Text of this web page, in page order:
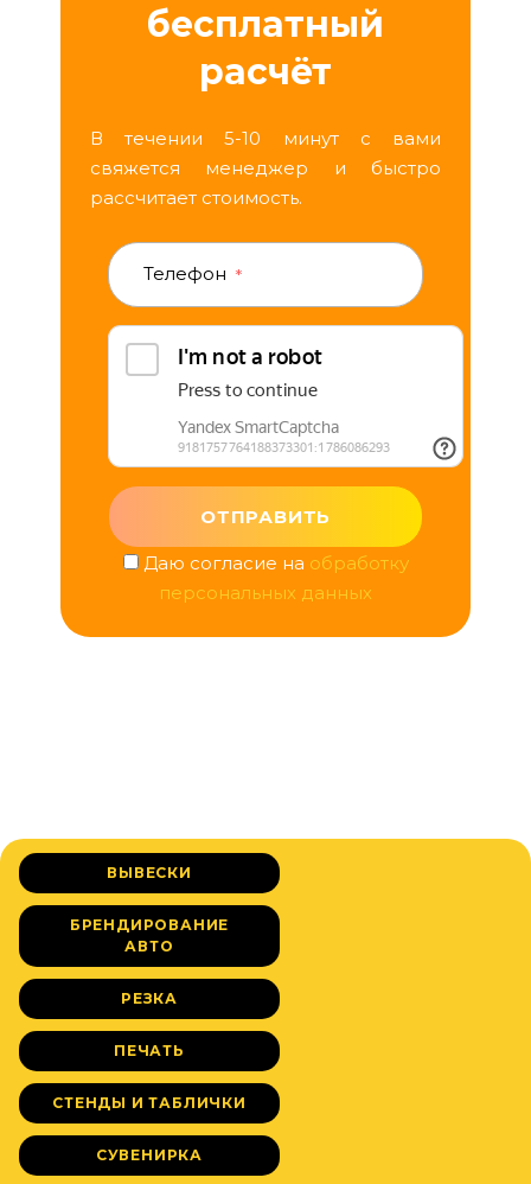
бесплатный
расчёт
В течении 5-10 минут с вами
свяжется менеджер и быстро
рассчитает стоимость.
Телефон *
Даю согласие на обработку
персональных данных
ВЫВЕСКИ
БРЕНДИРОВАНИЕ
АВТО
РЕЗКА
ПЕЧАТЬ
СТЕНДЫ И ТАБЛИЧКИ
СУВЕНИРКА